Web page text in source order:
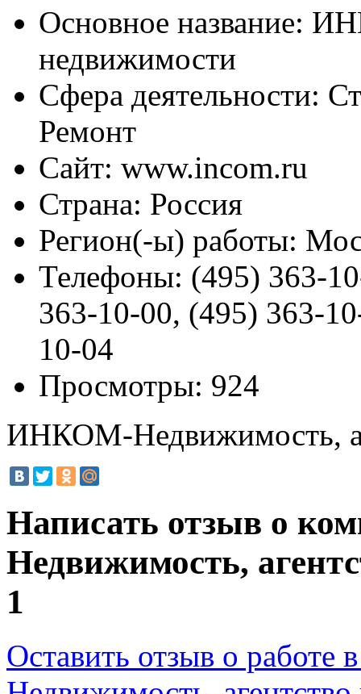
Основное название:
недвижимости
Сфера деятельности:
Ремонт
Сайт: www.incom.ru
Страна: Россия
Регион(-ы) работы:
Телефоны: (495) 363-
363-10-00, (495) 363-
10-04
Просмотры: 924
ИНКОМ-Недвижимость,
Написать отзыв о
Недвижимость,
1
Оставить отзыв о